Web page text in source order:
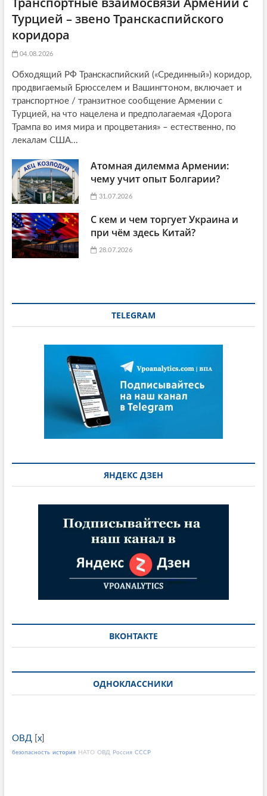
Турцией – звено Транскаспийского
коридора
04.08.2026
Обходящий РФ Транскаспийский («Срединный») коридор,
продвигаемый Брюсселем и Вашингтоном, включает и
транспортное / транзитное сообщение Армении с
Турцией, на что нацелена и предполагаемая «Дорога
Трампа во имя мира и процветания» – естественно, по
лекалам США...
Атомная дилемма Армении:
чему учит опыт Болгарии?
31.07.2026
С кем и чем торгует Украина и
при чём здесь Китай?
28.07.2026
TELEGRAM
ЯНДЕКС ДЗЕН
ВКОНТАКТЕ
ОДНОКЛАССНИКИ
ОВД x]
безопасность история НАТО ОВД Россия СССР